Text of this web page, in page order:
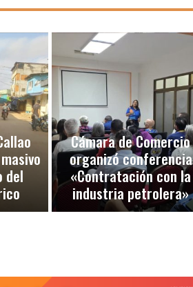
del
Cámara de Comercio
organizó conferencia
«Contratación con la
industria petrolera»